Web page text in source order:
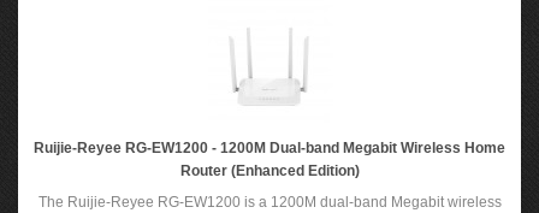
Ruijie-Reyee RG-EW1200 - 1200M Dual-band Megabit Wireless Home
Router (Enhanced Edition)
The Ruijie-Reyee RG-EW1200 is a 1200M dual-band Megabit wireless